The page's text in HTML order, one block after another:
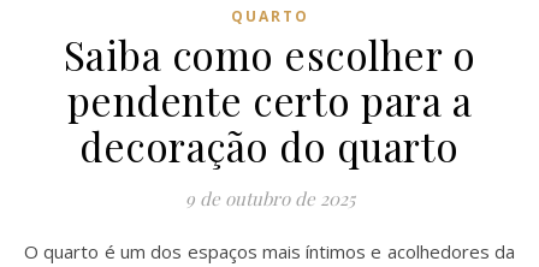
QUARTO
Saiba como escolher o
pendente certo para a
decoração do quarto
9 de outubro de 2025
O quarto é um dos espaços mais íntimos e acolhedores da